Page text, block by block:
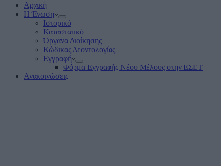
Αρχική
Η Ένωση
Ιστορικό
Καταστατικό
Όργανα Διοίκησης
Κώδικας Δεοντολογίας
Εγγραφή
Φόρμα Εγγραφής Νέου Μέλους στην ΕΣΕΤ
Ανακοινώσεις